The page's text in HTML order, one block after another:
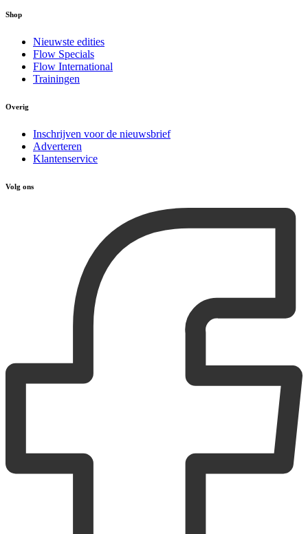
Shop
Nieuwste edities
Flow Specials
Flow International
Trainingen
Overig
Inschrijven voor de nieuwsbrief
Adverteren
Klantenservice
Volg ons